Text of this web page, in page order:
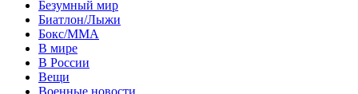
Безумный мир
Биатлон/Лыжи
Бокс/MMA
В мире
В России
Вещи
Военные новости